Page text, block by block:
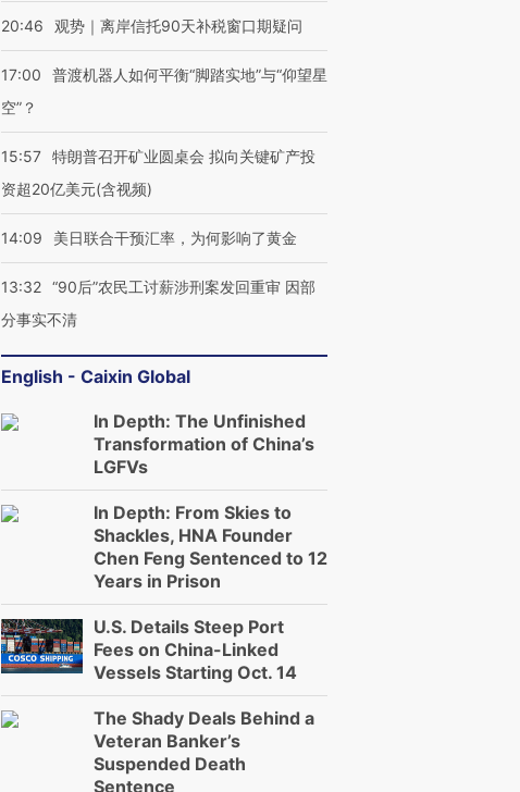
20:46 观势｜离岸信托90天补税窗口期疑问
17:00
普渡机器人如何平衡“脚踏实地”与“仰望星
空”？
15:57 特朗普召开矿业圆桌会 拟向关键矿产投
资超20亿美元(含视频)
14:09 美日联合干预汇率，为何影响了黄金
13:32 “90后”农民工讨薪涉刑案发回重审 因部
分事实不清
English - Caixin Global
In Depth: The Unfinished
Transformation of China’s
LGFVs
In Depth: From Skies to
Shackles, HNA Founder
Chen Feng Sentenced to 12
Years in Prison
U.S. Details Steep Port
Fees on China-Linked
Vessels Starting Oct. 14
The Shady Deals Behind a
Veteran Banker’s
Suspended Death
Sentence